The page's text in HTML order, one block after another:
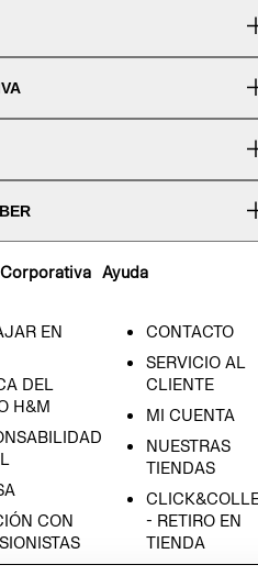
EN
DEL
H&M
CON
Ayuda
CONTACTO
SERVICIO AL
CLIENTE
MI CUENTA
NUESTRAS
TIENDAS
- RETIRO EN
TIENDA